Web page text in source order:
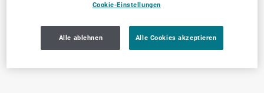
Hotels, Pensionen &
Unterkünfte
Dienstleistungen
Cookie-Einstellungen
Alle ablehnen Alle Cookies akzeptieren